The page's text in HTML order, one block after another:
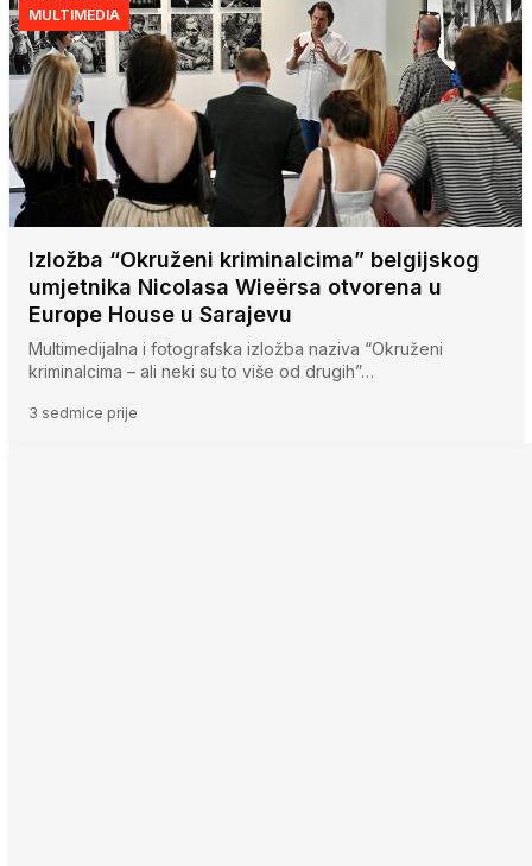
MULTIMEDIA
Izložba “Okruženi kriminalcima” belgijskog
umjetnika Nicolasa Wieërsa otvorena u
Europe House u Sarajevu
Multimedijalna i fotografska izložba naziva “Okruženi
kriminalcima – ali neki su to više od drugih”…
3 sedmice prije